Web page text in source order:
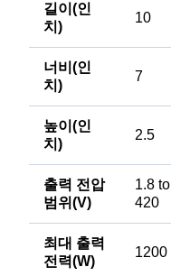
길이(인
치)
10
너비(인
치)
7
높이(인
치)
2.5
출력 전압
범위(V)
1.8 to
420
최대 출력
전력(W)
1200